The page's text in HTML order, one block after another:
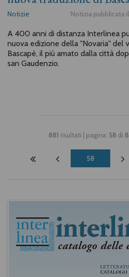
Notizie Notizia pubblicata il
A 400 anni di distanza Interlinea
nuova edizione della "Novaria" del
Bascapè, il più amato dalla città
san Gaudenzio.
881 risultati | pagina: 58 di
58